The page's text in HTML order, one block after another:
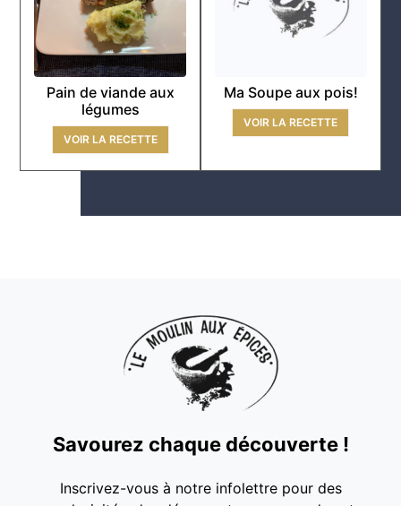
Pain de viande aux
légumes
VOIR LA RECETTE
Ma Soupe aux pois!
VOIR LA RECETTE
Savourez chaque découverte !
Inscrivez-vous à notre infolettre pour des